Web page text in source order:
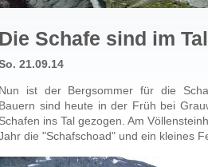
Die Schafe sind im Tal
21.09.14
Nun ist der Bergsommer für die
Bauern sind heute in der Früh bei
Schafen ins Tal gezogen. Am
die "Schafschoad" und ein kleines